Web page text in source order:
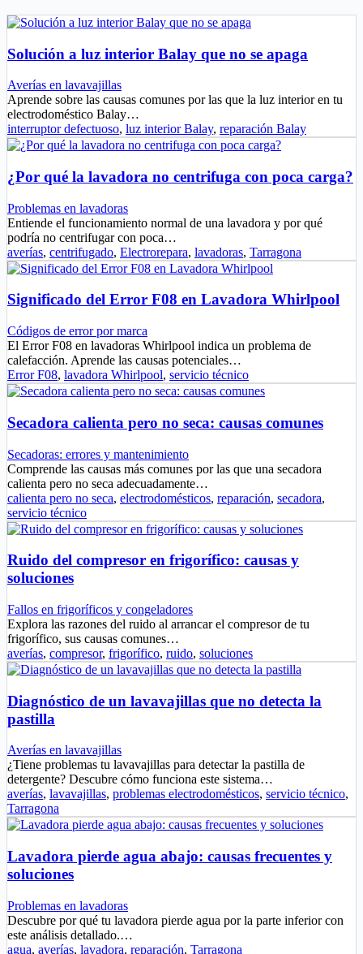
Solución a luz interior Balay que no se apaga
Averías en lavavajillas
Aprende sobre las causas comunes por las que la luz interior en tu
electrodoméstico Balay…
interruptor defectuoso, luz interior Balay, reparación Balay
¿Por qué la lavadora no centrifuga con poca carga?
Problemas en lavadoras
Entiende el funcionamiento normal de una lavadora y por qué
podría no centrifugar con poca…
averías, centrifugado, Electrorepara, lavadoras, Tarragona
Significado del Error F08 en Lavadora Whirlpool
Códigos de error por marca
El Error F08 en lavadoras Whirlpool indica un problema de
calefacción. Aprende las causas potenciales…
Error F08, lavadora Whirlpool, servicio técnico
Secadora calienta pero no seca: causas comunes
Secadoras: errores y mantenimiento
Comprende las causas más comunes por las que una secadora
calienta pero no seca adecuadamente…
calienta pero no seca, electrodomésticos, reparación, secadora,
servicio técnico
Ruido del compresor en frigorífico: causas y
soluciones
Fallos en frigoríficos y congeladores
Explora las razones del ruido al arrancar el compresor de tu
frigorífico, sus causas comunes…
averías, compresor, frigorífico, ruido, soluciones
Diagnóstico de un lavavajillas que no detecta la
pastilla
Averías en lavavajillas
¿Tiene problemas tu lavavajillas para detectar la pastilla de
detergente? Descubre cómo funciona este sistema…
averías, lavavajillas, problemas electrodomésticos, servicio técnico,
Tarragona
Lavadora pierde agua abajo: causas frecuentes y
soluciones
Problemas en lavadoras
Descubre por qué tu lavadora pierde agua por la parte inferior con
este análisis detallado.…
agua, averías, lavadora, reparación, Tarragona